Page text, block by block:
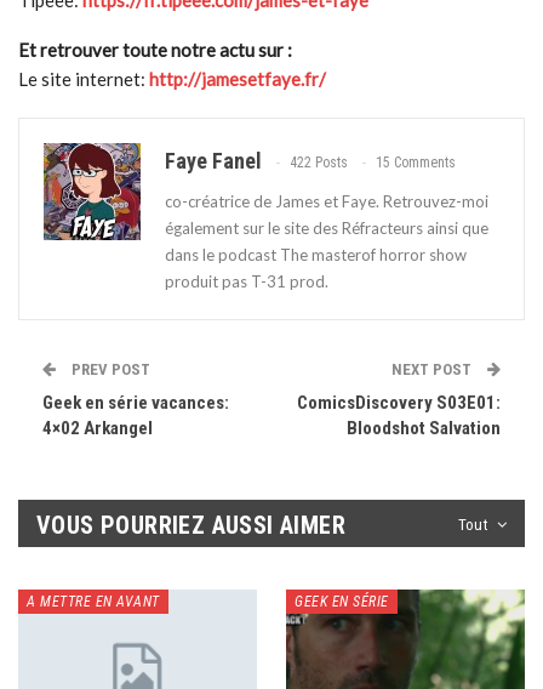
Et retrouver toute notre actu sur :
Le site internet: http://jamesetfaye.fr/
Faye Fanel 422 Posts 15 Comments
co-créatrice de James et Faye. Retrouvez-moi
également sur le site des Réfracteurs ainsi que
dans le podcast The masterof horror show
produit pas T-31 prod.
PREV POST
Geek en série vacances:
4×02 Arkangel
NEXT POST
ComicsDiscovery S03E01:
Bloodshot Salvation
Tout
VOUS POURRIEZ AUSSI AIMER
A METTRE EN AVANT GEEK EN SÉRIE